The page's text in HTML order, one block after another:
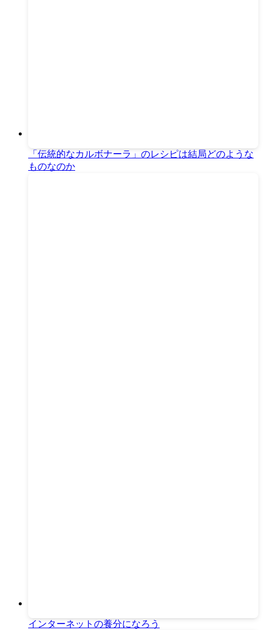
「伝統的なカルボナーラ」のレシピは結局どのような
ものなのか
インターネットの養分になろう